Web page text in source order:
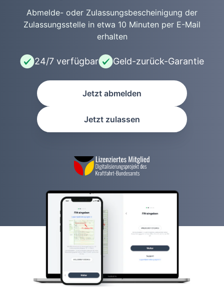
Abmelde- oder Zulassungsbescheinigung der
Zulassungsstelle in etwa 10 Minuten per E-Mail
erhalten
24/7 verfügbar Geld-zurück-Garantie
Jetzt abmelden
Jetzt zulassen